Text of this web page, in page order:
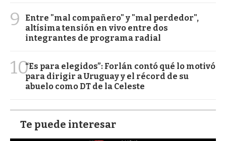
9
Entre "mal compañero" y "mal perdedor",
altísima tensión en vivo entre dos
integrantes de programa radial
10“Es para elegidos”: Forlán contó qué lo motivó
para dirigir a Uruguay y el récord de su
abuelo como DT de la Celeste
Te puede interesar